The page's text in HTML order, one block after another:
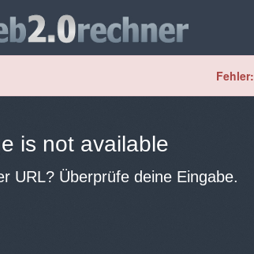
Fehler:
is not available
URL? Überprüfe deine Eingabe.